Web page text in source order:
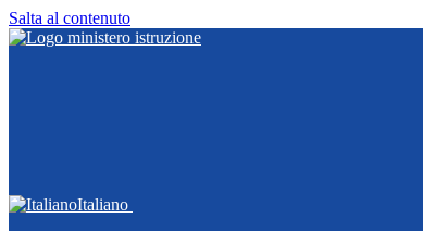
Salta al contenuto
Italiano